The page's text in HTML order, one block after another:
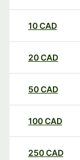
10CAD
20CAD
50CAD
100CAD
250CAD